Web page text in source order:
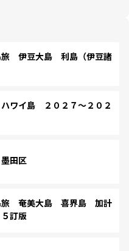
伊豆大島 利島（伊豆諸
ワイ島 ２０２７～２０２
田区
旅 奄美大島 喜界島 加計
訂版